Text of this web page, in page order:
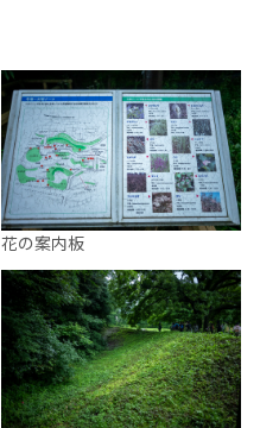
花の案内板